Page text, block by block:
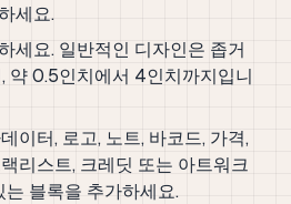
세요.
세요. 일반적인 디자인은 좁거
약 0.5인치에서 4인치까지입니
이터, 로고, 노트, 바코드, 가격,
리스트, 크레딧 또는 아트워크
는 블록을 추가하세요.